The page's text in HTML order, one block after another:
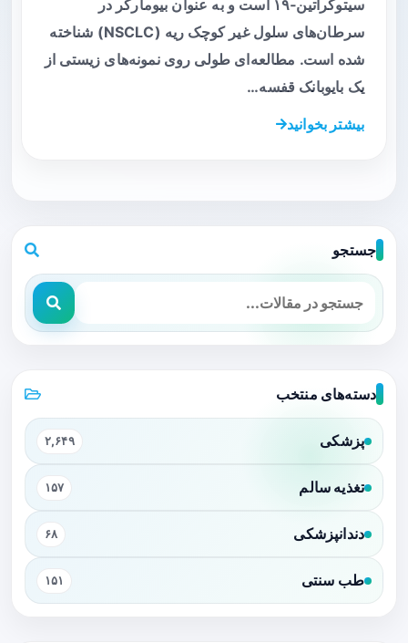
سیتوکراتین‑۱۹ است و به عنوان بیومارکر در
سرطان‌های سلول غیر کوچک ریه (NSCLC) شناخته
شده است. مطالعه‌ای طولی روی نمونه‌های زیستی از
یک بایوبانک قفسه…
بیشتر بخوانید
جستجو
دسته‌های منتخب
پزشکی ۲,۶۴۹
تغذیه سالم ۱۵۷
دندانپزشکی ۶۸
طب سنتی ۱۵۱